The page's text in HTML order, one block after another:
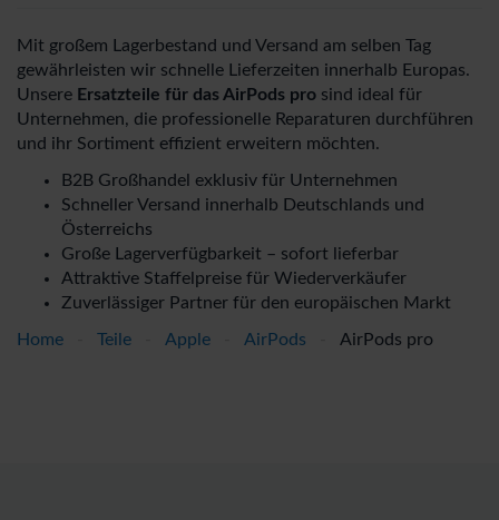
Mit großem Lagerbestand und Versand am selben Tag
gewährleisten wir schnelle Lieferzeiten innerhalb Europas.
Unsere Ersatzteile für das AirPods pro sind ideal für
Unternehmen, die professionelle Reparaturen durchführen
und ihr Sortiment effizient erweitern möchten.
B2B Großhandel exklusiv für Unternehmen
Schneller Versand innerhalb Deutschlands und
Österreichs
Große Lagerverfügbarkeit – sofort lieferbar
Attraktive Staffelpreise für Wiederverkäufer
Zuverlässiger Partner für den europäischen Markt
Home Teile Apple AirPods AirPods pro